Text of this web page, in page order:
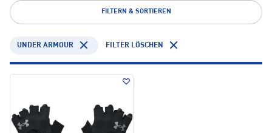
FILTERN & SORTIEREN
UNDER ARMOUR FILTER LÖSCHEN